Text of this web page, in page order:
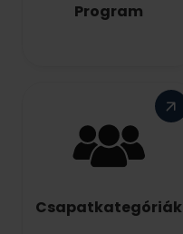
Program
Csapatkategóriák